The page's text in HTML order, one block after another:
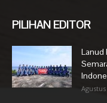
PILIHAN EDITOR
Lanud
Agustus